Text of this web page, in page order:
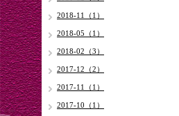
2018-11（1）
2018-05（1）
2018-02（3）
2017-12（2）
2017-11（1）
2017-10（1）